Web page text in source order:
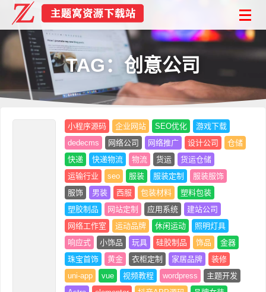
TAG：创意公司
小程序源码 企业网站 SEO优化
游戏下载
dedecms
网络公司 网络推广 设计公司
仓储
快递
快递物流 物流 货运
货运仓储
运输行业
seo 服装 服装定制
服装服饰
服饰
男装 西服 包装材料
塑料包装
塑胶制品
网站定制 应用系统
建站公司
网络工作室
运动品牌 休闲运动
照明灯具
响应式
小饰品 玩具 硅胶制品 饰品
金器
珠宝首饰
黄金 衣柜定制 家居品牌
装修
uni-app
vue 视频教程 wordpress
主题开发